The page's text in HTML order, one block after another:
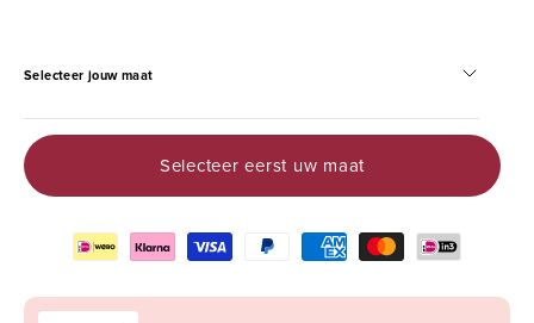
Selecteer jouw maat
Selecteer eerst uw maat